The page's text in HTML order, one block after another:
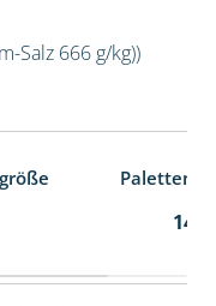
Salz 666 g/kg))
141